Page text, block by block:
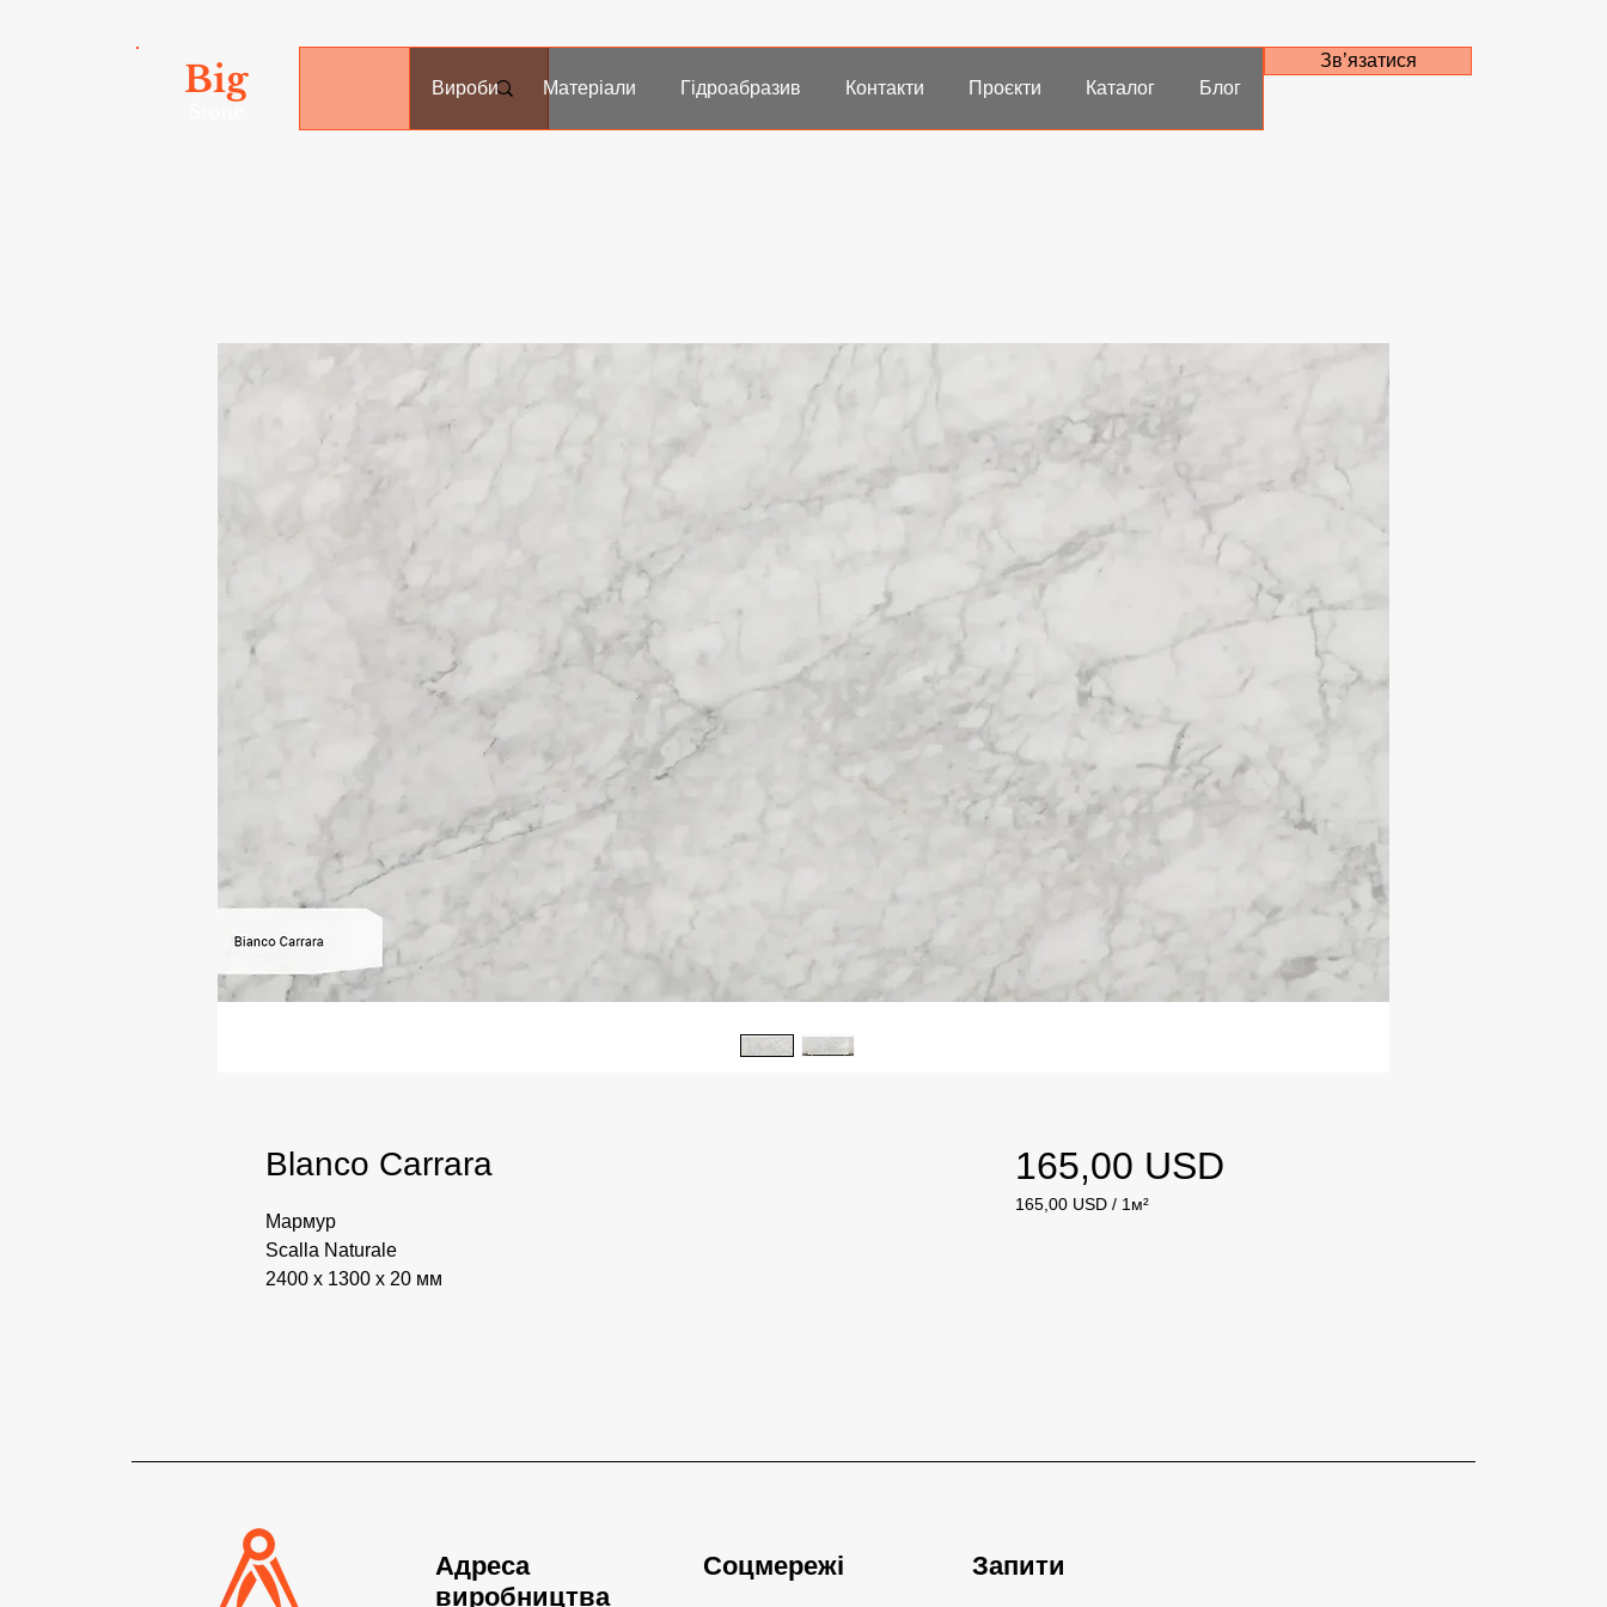
Big Вироби Матеріали Гідроабразив Контакти Проєкти Каталог Блог
Зв’язатися
Blanco Carrara
Мармур
Scalla Naturale
2400 x 1300 x 20 мм
165,00 USDЦіна
165,00 USD / 1м²
Адреса
виробництва
Соцмережі Запити